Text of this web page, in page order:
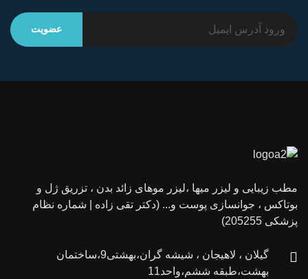
مطب زیبایی و لیزر میها ،لیزر موهای زائد بدن ، تزریق ژل و
بوتاکس ، جوانسازی پوست و... (دکتر تقی زاده | شماره نظام
پزشکی 205255)
گیلان ، لاهیجان ، شیشه گران،بهشتی9،ساختمان
بهشت،طبقه ششم،واحد11